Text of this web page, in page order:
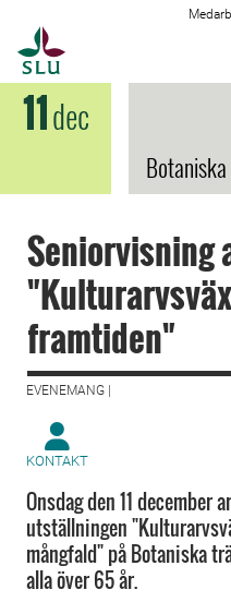
11dec
Seniorvisning
framtiden"
EVENEMANG |
KONTAKT
Onsdag den 11 december
utställningen
mångfald" på Botaniska
alla över 65 år.